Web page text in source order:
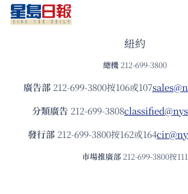
紐約
總機 212-699-3800
廣告部212-699-3800按106或107
分類廣告 212-699-3808
發⾏部 212-699-3800按162或164
市場推廣部 212-699-3800按111